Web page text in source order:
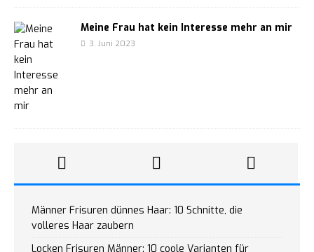
Meine Frau hat kein Interesse mehr an mir
3. Juni 2023
Männer Frisuren dünnes Haar: 10 Schnitte, die
volleres Haar zaubern
Locken Frisuren Männer: 10 coole Varianten für